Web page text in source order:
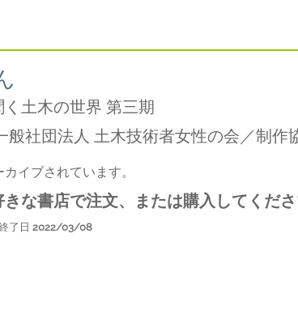
く土木の世界 第三期
般社団法人 土木技術者女性の会／制作
イブされています。
な書店で注文、または購入してくださ
了日 2022/03/08